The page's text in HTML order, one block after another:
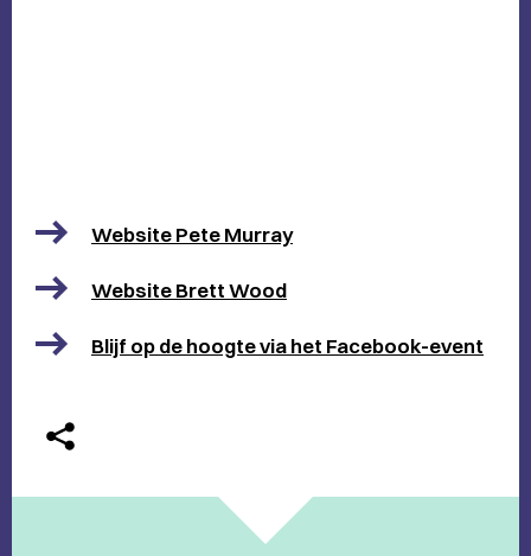
Website Pete Murray
Website Brett Wood
Blijf op de hoogte via het Facebook-event